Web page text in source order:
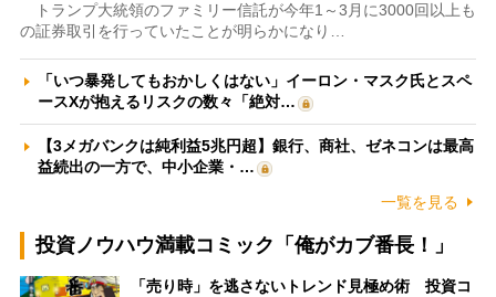
トランプ大統領のファミリー信託が今年1～3月に3000回以上も
の証券取引を行っていたことが明らかになり…
「いつ暴発してもおかしくはない」イーロン・マスク氏とスペ
ースXが抱えるリスクの数々「絶対…
【3メガバンクは純利益5兆円超】銀行、商社、ゼネコンは最高
益続出の一方で、中小企業・…
一覧を見る
投資ノウハウ満載コミック「俺がカブ番長！」
「売り時」を逃さないトレンド見極め術 投資コ